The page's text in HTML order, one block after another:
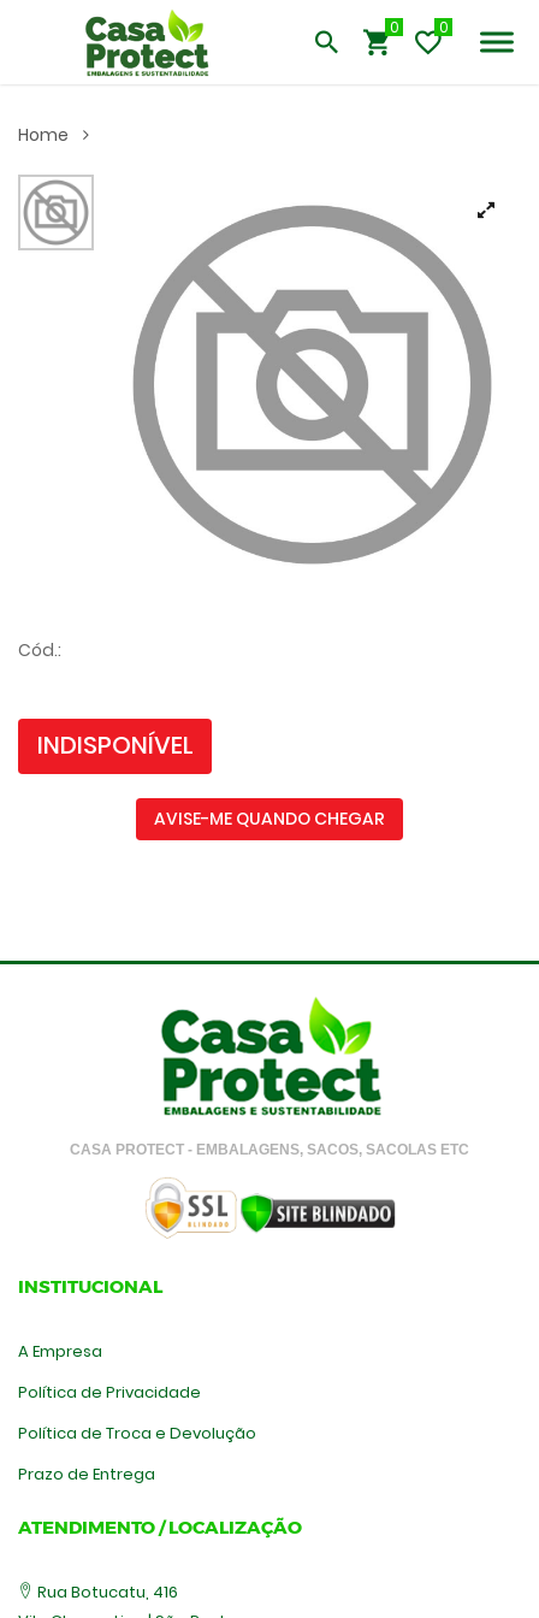
0
Home
Cód.:
INDISPONÍVEL
AVISE-ME QUANDO CHEGAR
CASA PROTECT - EMBALAGENS, SACOS, SACOLAS ETC
INSTITUCIONAL
A Empresa
Política de Privacidade
Política de Troca e Devolução
Prazo de Entrega
ATENDIMENTO / LOCALIZAÇÃO
Rua Botucatu, 416